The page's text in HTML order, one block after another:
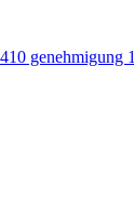
genehmigung 1